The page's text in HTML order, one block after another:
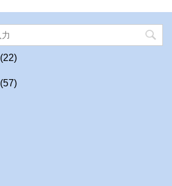
(22)
(57)